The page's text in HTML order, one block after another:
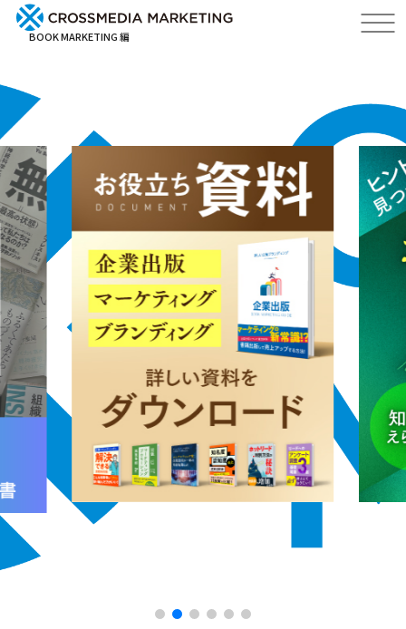
BOOK MARKETING 編